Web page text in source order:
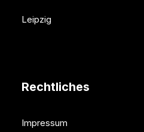
Leipzig
Rechtliches
Impressum